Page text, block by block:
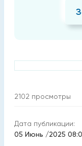
2102 просмотры
Дата публикации:
05 Июнь /2025